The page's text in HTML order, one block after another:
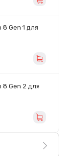
Gen 1 для
8 Gen 2 для